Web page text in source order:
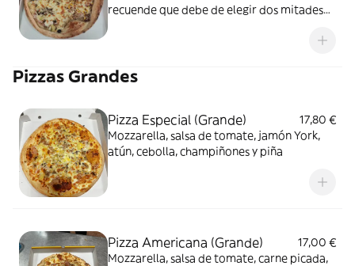
recuende que debe de elegir dos mitades
Pizzas Grandes
Pizza Especial (Grande)
17,80 €
Mozzarella, salsa de tomate, jamón York,
atún, cebolla, champiñones y piña
Pizza Americana (Grande)
17,00 €
Mozzarella, salsa de tomate, carne picada,